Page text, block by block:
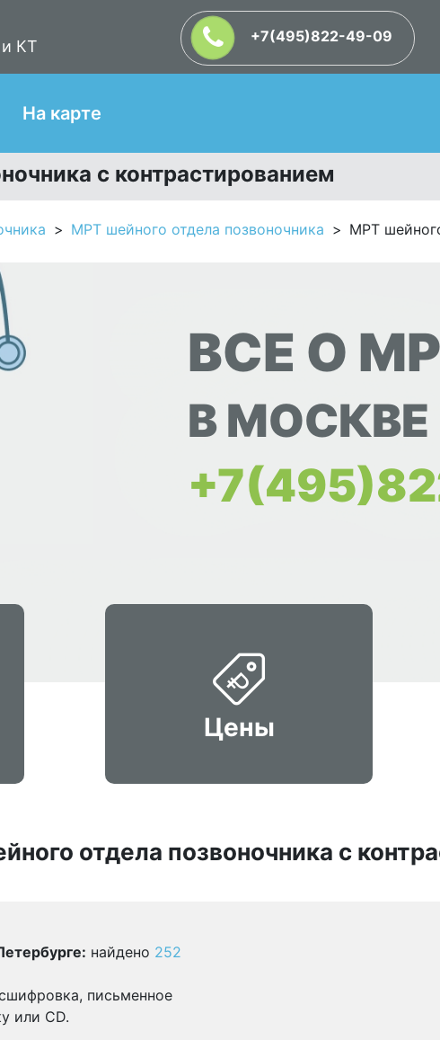
КТ
+7(495)822-49-09
На карте
с контрастированием
МРТ шейного отдела позвоночника МРТ
ВСЕ О
В МОСКВЕ
Цены
отдела позвоночника с
найдено 252
письменное
или CD.